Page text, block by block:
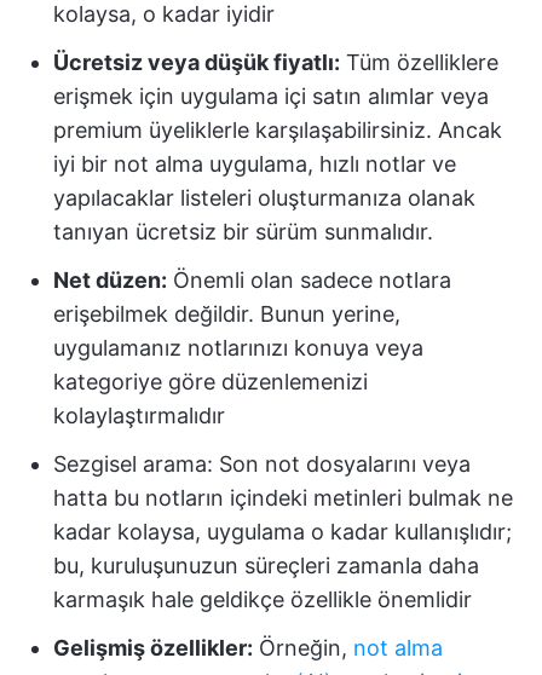
kolaysa, o kadar iyidir
Ücretsiz veya düşük fiyatlı: Tüm özelliklere
erişmek için uygulama içi satın alımlar veya
premium üyeliklerle karşılaşabilirsiniz. Ancak
iyi bir not alma uygulama, hızlı notlar ve
yapılacaklar listeleri oluşturmanıza olanak
tanıyan ücretsiz bir sürüm sunmalıdır.
Net düzen: Önemli olan sadece notlara
erişebilmek değildir. Bunun yerine,
uygulamanız notlarınızı konuya veya
kategoriye göre düzenlemenizi
kolaylaştırmalıdır
Sezgisel arama: Son not dosyalarını veya
hatta bu notların içindeki metinleri bulmak ne
kadar kolaysa, uygulama o kadar kullanışlıdır;
bu, kuruluşunuzun süreçleri zamanla daha
karmaşık hale geldikçe özellikle önemlidir
Gelişmiş özellikler: Örneğin, not alma